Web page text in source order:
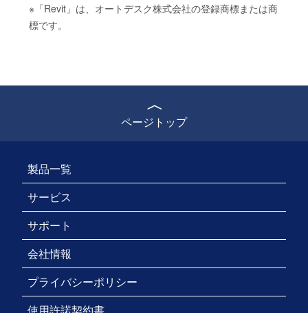
※「Revit」は、オートデスク株式会社の登録商標または商
標です。
ページトップ
製品一覧
サービス
サポート
会社情報
プライバシーポリシー
使用許諾契約書